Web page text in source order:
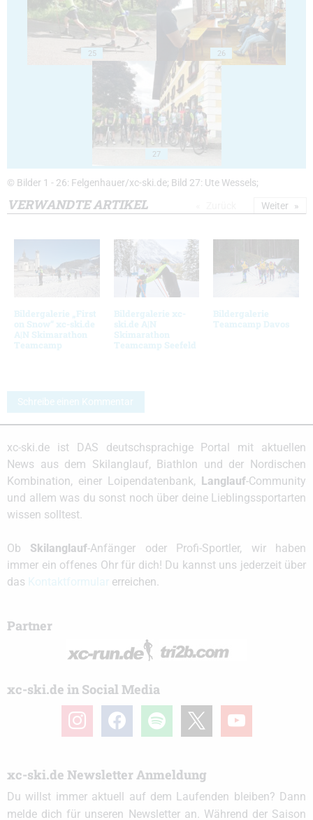
25 26
27
© Bilder 1 - 26: Felgenhauer/xc-ski.de; Bild 27: Ute Wessels;
VERWANDTE ARTIKEL
Bildergalerie „First
on Snow“ xc-ski.de
A|N Skimarathon
Teamcamp
Bildergalerie xc-
ski.de A|N
Skimarathon
Teamcamp Seefeld
Bildergalerie
Teamcamp Davos
Weiter
Schreibe einen Kommentar
xc-ski.de ist DAS deutschsprachige Portal mit aktuellen
News aus dem Skilanglauf, Biathlon und der Nordischen
Kombination, einer Loipendatenbank, Langlauf-Community
und allem was du sonst noch über deine Lieblingssportarten
wissen solltest.
Ob Skilanglauf-Anfänger oder Profi-Sportler, wir haben
immer ein offenes Ohr für dich! Du kannst uns jederzeit über
das
erreichen.
Partner
xc-ski.de in Social Media
instagramfacebook spotify youtube
xc-ski.de Newsletter Anmeldung
Du willst immer aktuell auf dem Laufenden bleiben? Dann
melde dich für unseren Newsletter an. Während der Saison